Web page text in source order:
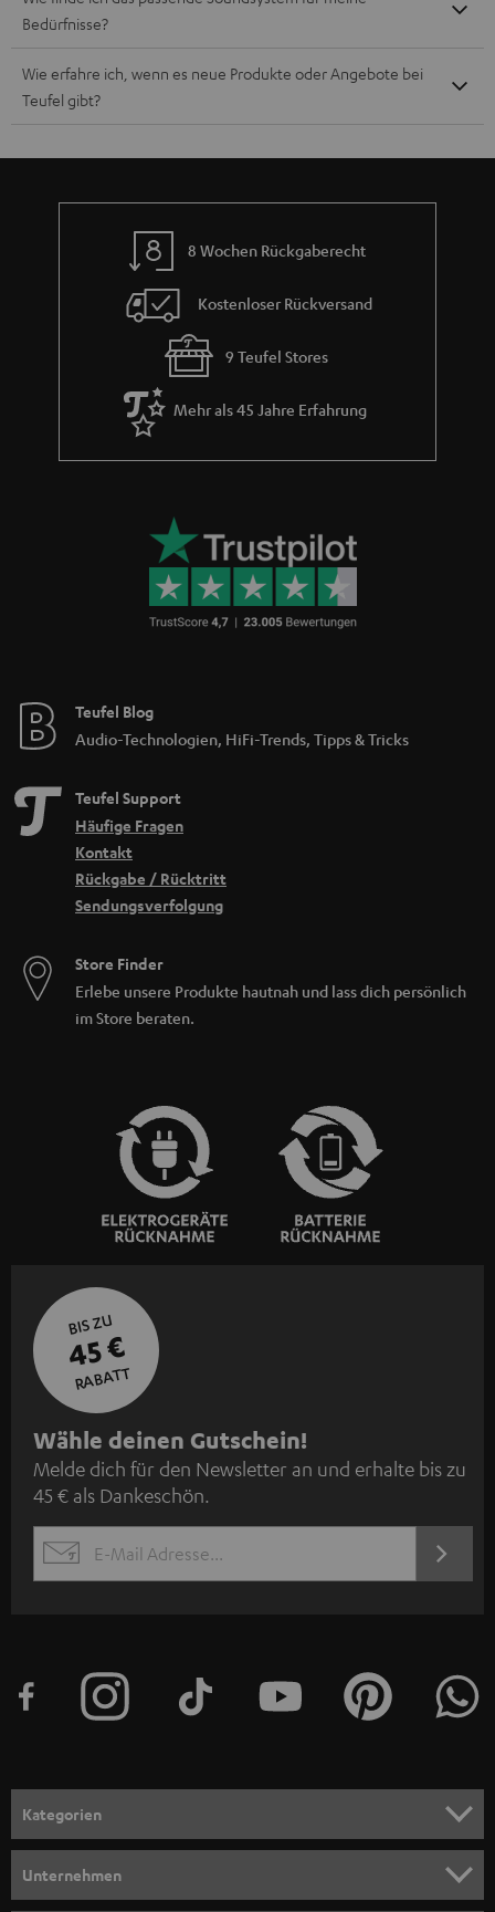
Bedürfnisse?
Wie erfahre ich, wenn es neue Produkte oder Angebote bei
Teufel gibt?
8 Wochen Rückgaberecht
Kostenloser Rückversand
9 Teufel Stores
Mehr als 45 Jahre Erfahrung
Teufel Blog
Audio-Technologien, HiFi-Trends, Tipps & Tricks
Teufel Support
Häufige Fragen
Kontakt
Rückgabe / Rücktritt
Sendungsverfolgung
Store Finder
Erlebe unsere Produkte hautnah und lass dich persönlich
im Store beraten.
BIS ZU
45 €
RABATT
N
e
w
s
l
e
n
m
e
l
Wähle deinen Gutschein!
Melde dich für den Newsletter an und erhalte bis zu
45 € als Dankeschön.
EMAIL
JETZT
Kategorien
Unternehmen